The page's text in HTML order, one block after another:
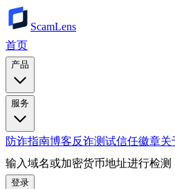
ScamLens
首页
产品
服务
防诈指南博客反诈测试信任徽章关
输入域名或加密货币地址进行检测
登录